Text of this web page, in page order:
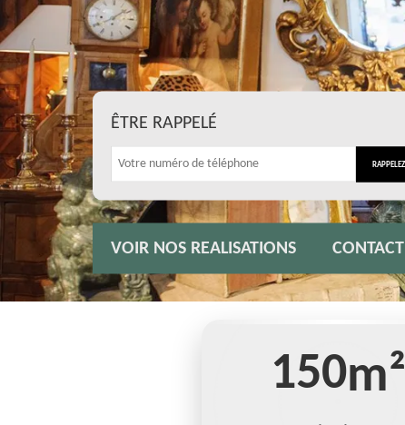
ÊTRE RAPPELÉ
VOIR NOS REALISATIONS CONTACT
150m²